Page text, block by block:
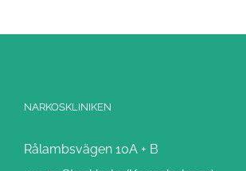
NARKOSKLINIKEN
Rålambsvägen 10A + B